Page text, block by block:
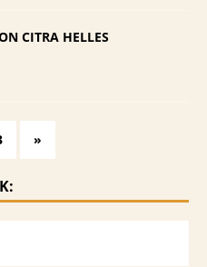
CITRA HELLES
»